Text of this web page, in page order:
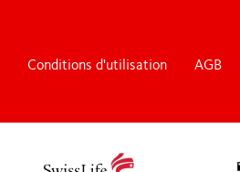
Conditions d'utilisation AGB